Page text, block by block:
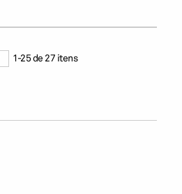
1-25de 27 itens